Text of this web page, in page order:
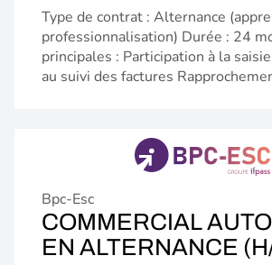
Type de contrat : Alternance
professionnalisation) Durée : 24
principales : Participation à la
au suivi des factures
Bpc-Esc
COMMERCIAL
EN ALTERNANCE